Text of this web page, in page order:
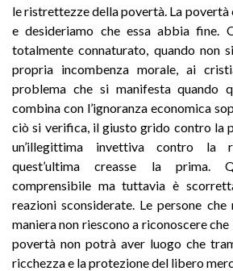
le ristrettezze della povertà. La
e desideriamo che essa abbia fine.
totalmente connaturato, quando non
propria incombenza morale, ai
problema che si manifesta quando
combina con l’ignoranza economica
ciò si verifica, il giusto grido contro la
un’illegittima invettiva contro la
quest’ultima creasse la prima.
comprensibile ma tuttavia è
reazioni sconsiderate. Le persone
maniera non riescono a riconoscere che
povertà non potrà aver luogo che
ricchezza e la protezione del libero